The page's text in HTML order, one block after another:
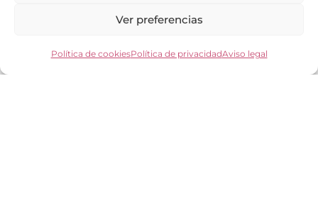
Ver preferencias
Política de cookiesPolítica de privacidadAviso legal
Preguntas frecuentes